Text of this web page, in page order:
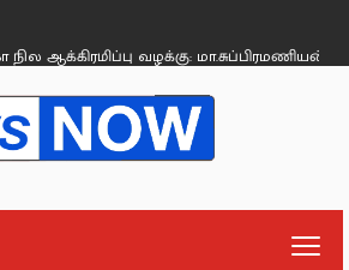
வழக்கு: மா.சுப்பிரமணியன் மீது